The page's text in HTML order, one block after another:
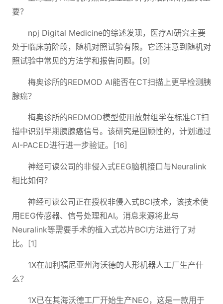
要？
npj Digital Medicine的综述发现，医疗AI研究主要
处于临床前阶段，随机对照试验有限。它还注意到随机对
照试验中常见的方法学和报告问题。[9]
梅奥诊所的REDMOD AI能否在CT扫描上更早检测胰
腺癌？
梅奥诊所的REDMOD模型使用放射组学在标准CT扫
描中识别早期胰腺癌信号。该研究是回顾性的，计划通过
AI-PACED进行进一步验证。[16]
神经可读公司的非侵入式EEG脑机接口与Neuralink
相比如何？
神经可读公司正在授权非侵入式BCI技术，该技术使
用EEG传感器、信号处理和AI。消息来源将此与
Neuralink等需要手术的植入式芯片BCI方法进行了对
比。[1]
1X在加利福尼亚州海沃德的人形机器人工厂生产什
么？
1X已在其海沃德工厂开始生产NEO，这是一款用于